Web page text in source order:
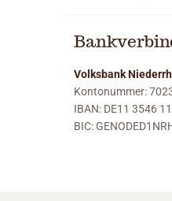
Volksbank
Kontonummer:
IBAN: DE11 3546
BIC: